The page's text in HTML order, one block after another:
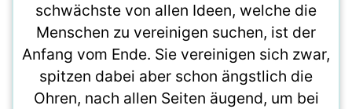
schwächste von allen Ideen, welche die
Menschen zu vereinigen suchen, ist der
Anfang vom Ende. Sie vereinigen sich zwar,
spitzen dabei aber schon ängstlich die
Ohren, nach allen Seiten äugend, um bei